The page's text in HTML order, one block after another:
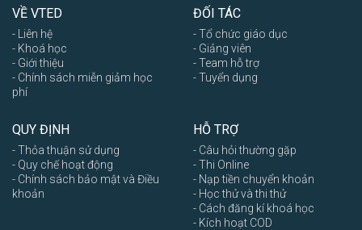
VỀ VTED
- Liên hệ
- Khoá học
- Giới thiệu
- Chính sách miễn giảm học
phí
ĐỐI TÁC
- Tổ chức giáo dục
- Giảng viên
- Team hỗ trợ
- Tuyển dụng
QUY ĐỊNH
- Thỏa thuận sử dụng
- Quy chế hoạt động
- Chính sách bảo mật và Điều
khoản
HỖ TRỢ
- Câu hỏi thường gặp
- Thi Online
- Nạp tiền chuyển khoản
- Học thử và thi thử
- Cách đăng kí khoá học
- Kích hoạt COD